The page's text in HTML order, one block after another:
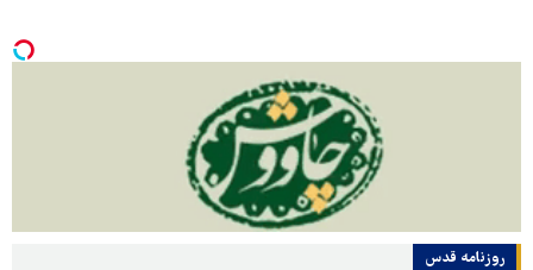
روزنامه قدس